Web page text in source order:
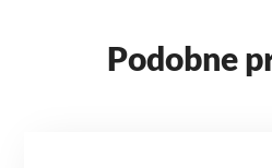
Podobne